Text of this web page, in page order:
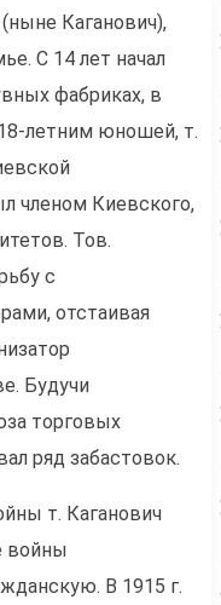
Каганович),
С 14 лет начал
фабриках, в
летним юношей, т.
членом Киевского,
Тов.
с
отстаивая
Будучи
торговых
ряд забастовок.
т. Каганович
войны
В 1915 г.